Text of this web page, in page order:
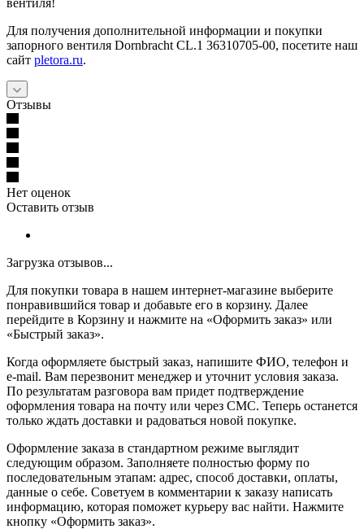
Для получения дополнительной информации и покупки
запорного вентиля Dornbracht CL.1 36310705-00, посетите наш
сайт pletora.ru.
Отзывы
Нет оценок
Оставить отзыв
Загрузка отзывов...
Для покупки товара в нашем интернет-магазине выберите
понравившийся товар и добавьте его в корзину. Далее
перейдите в Корзину и нажмите на «Оформить заказ» или
«Быстрый заказ».
Когда оформляете быстрый заказ, напишите ФИО, телефон и
e-mail. Вам перезвонит менеджер и уточнит условия заказа.
По результатам разговора вам придет подтверждение
оформления товара на почту или через СМС. Теперь останется
только ждать доставки и радоваться новой покупке.
Оформление заказа в стандартном режиме выглядит
следующим образом. Заполняете полностью форму по
последовательным этапам: адрес, способ доставки, оплаты,
данные о себе. Советуем в комментарии к заказу написать
информацию, которая поможет курьеру вас найти. Нажмите
кнопку «Оформить заказ».